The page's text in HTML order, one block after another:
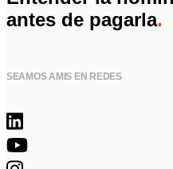
antes de pagarla.
SEAMOS AMIS EN REDES